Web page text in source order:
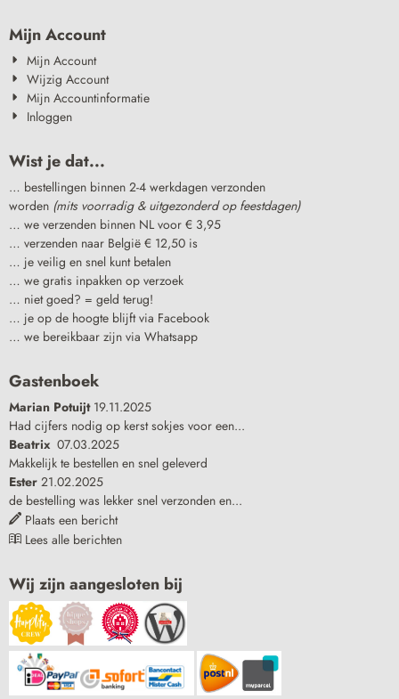
Mijn Account
Mijn Account
Wijzig Account
Mijn Accountinformatie
Inloggen
Wist je dat...
… bestellingen binnen 2-4 werkdagen verzonden
worden (mits voorradig & uitgezonderd op feestdagen)
… we verzenden binnen NL voor € 3,95
… verzenden naar België € 12,50 is
… je veilig en snel kunt betalen
… we gratis inpakken op verzoek
… niet goed? = geld terug!
… je op de hoogte blijft via Facebook
… we bereikbaar zijn via Whatsapp
Gastenboek
Marian Potuijt 19.11.2025
Had cijfers nodig op kerst sokjes voor een...
Beatrix 07.03.2025
Makkelijk te bestellen en snel geleverd
Ester 21.02.2025
de bestelling was lekker snel verzonden en...
Plaats een bericht
Lees alle berichten
Wij zijn aangesloten bij